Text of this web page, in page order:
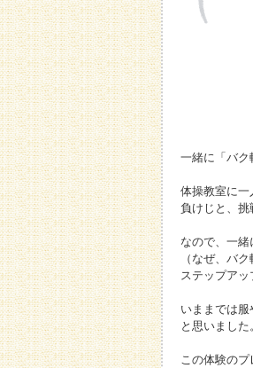
一緒に「バク
体操教室に一
負けじと、挑
なので、一
（なぜ、バ
ステップアッ
いままでは
と思いました
この体験の